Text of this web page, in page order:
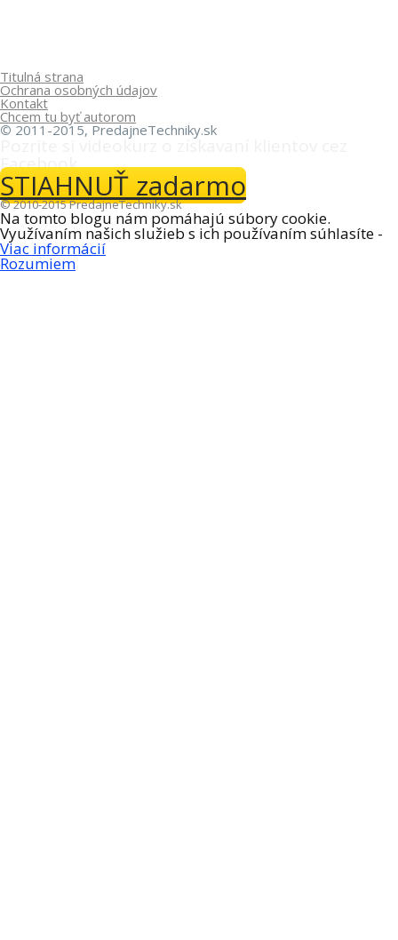
Titulná strana
Ochrana osobných údajov
Kontakt
Chcem tu byť autorom
© 2011-2015, PredajneTechniky.sk
Pozrite si videokurz o získavaní klientov cez
Facebook.
STIAHNUŤ zadarmo
© 2010-2015 PredajneTechniky.sk
Na tomto blogu nám pomáhajú súbory cookie.
Využívaním našich služieb s ich používaním súhlasíte -
Viac informácií
Rozumiem